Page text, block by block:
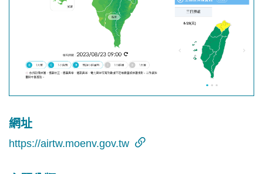
網址
https://airtw.moenv.gov.tw